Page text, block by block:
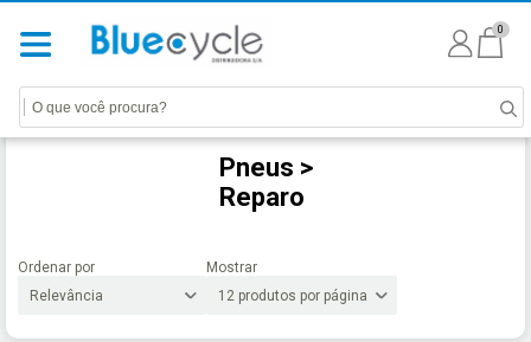
0
Pneus >
Reparo
Ordenar por Mostrar